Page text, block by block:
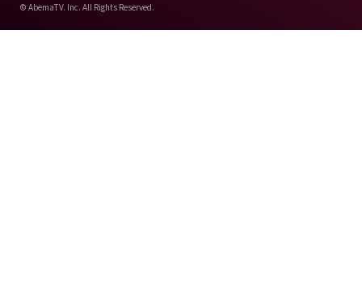
© AbemaTV. Inc. All Rights Reserved.